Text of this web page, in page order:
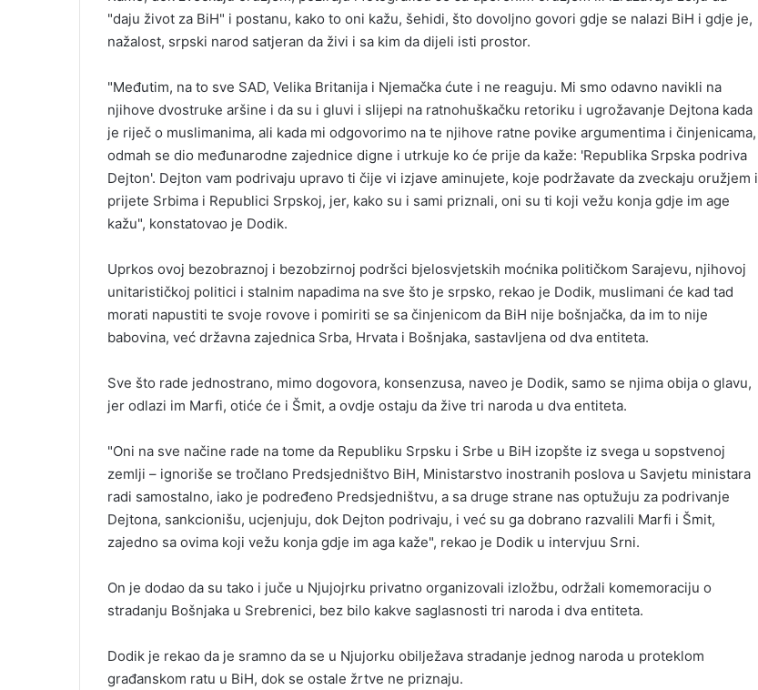
"daju život za BiH" i postanu, kako to oni kažu, šehidi, što dovoljno govori gdje se nalazi BiH i gdje je,
nažalost, srpski narod satjeran da živi i sa kim da dijeli isti prostor.
"Međutim, na to sve SAD, Velika Britanija i Njemačka ćute i ne reaguju. Mi smo odavno navikli na
njihove dvostruke aršine i da su i gluvi i slijepi na ratnohuškačku retoriku i ugrožavanje Dejtona kada
je riječ o muslimanima, ali kada mi odgovorimo na te njihove ratne povike argumentima i činjenicama,
odmah se dio međunarodne zajednice digne i utrkuje ko će prije da kaže: 'Republika Srpska podriva
Dejton'. Dejton vam podrivaju upravo ti čije vi izjave aminujete, koje podržavate da zveckaju oružjem i
prijete Srbima i Republici Srpskoj, jer, kako su i sami priznali, oni su ti koji vežu konja gdje im age
kažu", konstatovao je Dodik.
Uprkos ovoj bezobraznoj i bezobzirnoj podršci bjelosvjetskih moćnika političkom Sarajevu, njihovoj
unitarističkoj politici i stalnim napadima na sve što je srpsko, rekao je Dodik, muslimani će kad tad
morati napustiti te svoje rovove i pomiriti se sa činjenicom da BiH nije bošnjačka, da im to nije
babovina, već državna zajednica Srba, Hrvata i Bošnjaka, sastavljena od dva entiteta.
Sve što rade jednostrano, mimo dogovora, konsenzusa, naveo je Dodik, samo se njima obija o glavu,
jer odlazi im Marfi, otiće će i Šmit, a ovdje ostaju da žive tri naroda u dva entiteta.
"Oni na sve načine rade na tome da Republiku Srpsku i Srbe u BiH izopšte iz svega u sopstvenoj
zemlji – ignoriše se tročlano Predsjedništvo BiH, Ministarstvo inostranih poslova u Savjetu ministara
radi samostalno, iako je podređeno Predsjedništvu, a sa druge strane nas optužuju za podrivanje
Dejtona, sankcionišu, ucjenjuju, dok Dejton podrivaju, i već su ga dobrano razvalili Marfi i Šmit,
zajedno sa ovima koji vežu konja gdje im aga kaže", rekao je Dodik u intervjuu Srni.
On je dodao da su tako i juče u Njujojrku privatno organizovali izložbu, održali komemoraciju o
stradanju Bošnjaka u Srebrenici, bez bilo kakve saglasnosti tri naroda i dva entiteta.
Dodik je rekao da je sramno da se u Njujorku obilježava stradanje jednog naroda u proteklom
građanskom ratu u BiH, dok se ostale žrtve ne priznaju.